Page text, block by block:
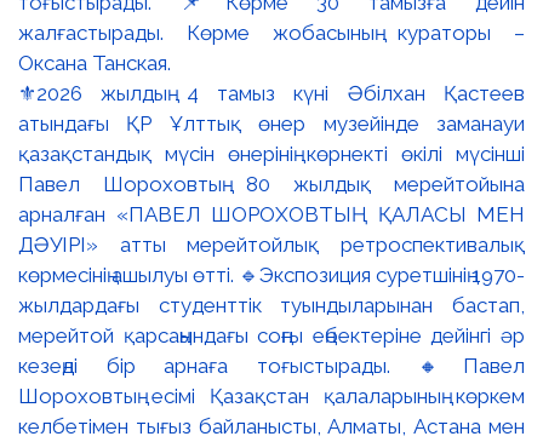
⚜️2026 жылдың 4 тамыз күні Әбілхан Қастеев
атындағы ҚР Ұлттық өнер музейінде заманауи
қазақстандық мүсін өнерінің көрнекті өкілі мүсінші
Павел Шороховтың 80 жылдық мерейтойына
арналған «ПАВЕЛ ШОРОХОВТЫҢ ҚАЛАСЫ МЕН
ДӘУІРІ» атты мерейтойлық ретроспективалық
көрмесінің ашылуы өтті. 🔹Экспозиция суретшінің 1970-
жылдардағы студенттік туындыларынан бастап,
мерейтой қарсаңындағы соңғы еңбектеріне дейінгі әр
кезеңді бір арнаға тоғыстырады. 🔸Павел
Шороховтың есімі Қазақстан қалаларының көркем
келбетімен тығыз байланысты, Алматы, Астана мен